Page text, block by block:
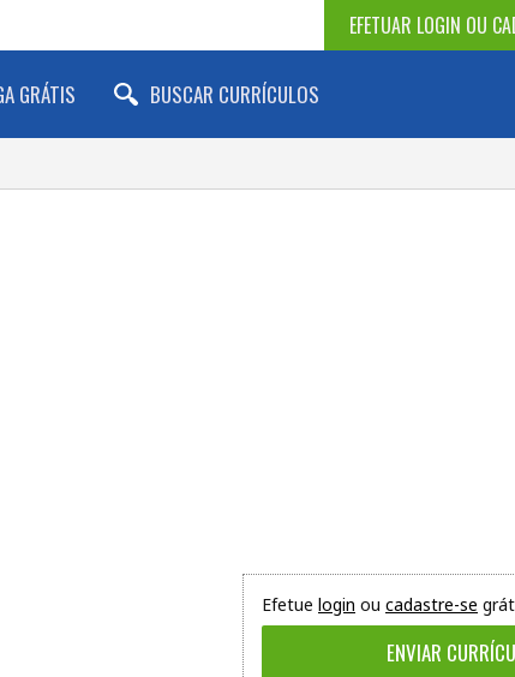
EFETUAR LOGIN OU
GRÁTIS BUSCAR CURRÍCULOS
Efetue login ou cadastre-se